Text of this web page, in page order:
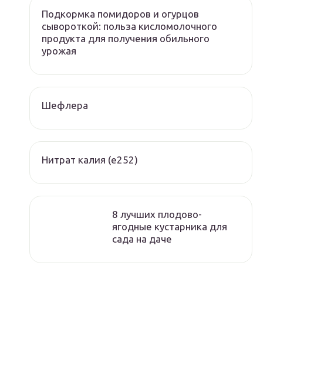
Подкормка помидоров и огурцов
сывороткой: польза кисломолочного
продукта для получения обильного
урожая
Шефлера
Нитрат калия (е252)
8 лучших плодово-
ягодные кустарника для
сада на даче